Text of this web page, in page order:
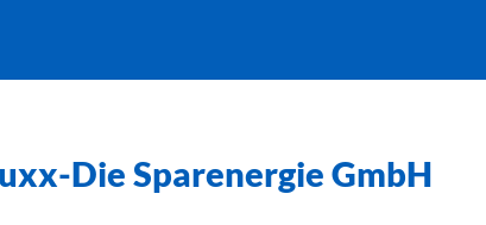
Die Sparenergie GmbH